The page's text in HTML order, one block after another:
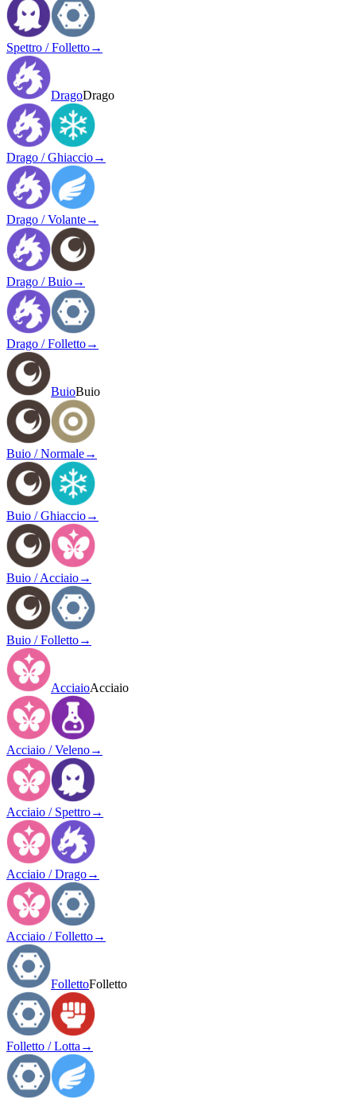
Spettro / Folletto→
DragoDrago
Drago / Ghiaccio→
Drago / Volante→
Drago / Buio→
Drago / Folletto→
BuioBuio
Buio / Normale→
Buio / Ghiaccio→
Buio / Acciaio→
Buio / Folletto→
AcciaioAcciaio
Acciaio / Veleno→
Acciaio / Spettro→
Acciaio / Drago→
Acciaio / Folletto→
FollettoFolletto
Folletto / Lotta →